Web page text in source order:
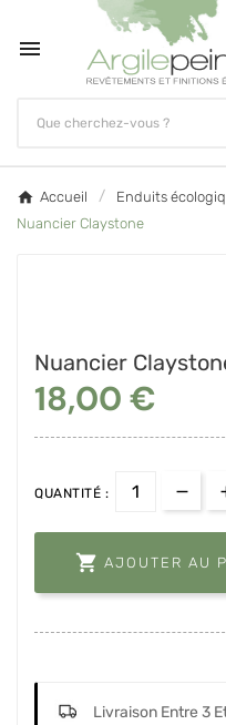

Accueil Enduits
Nuancier Claystone
Nuancier
18,00 €
QUANTITÉ :
 AJOUTER AU
Livraison Entre 3